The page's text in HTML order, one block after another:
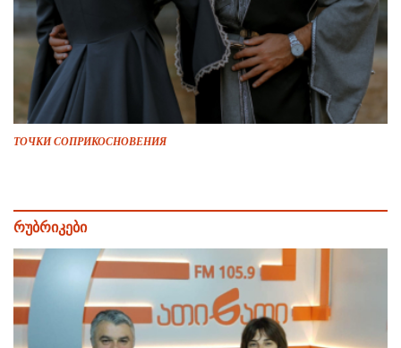
ТОЧКИ СОПРИКОСНОВЕНИЯ
რუბრიკები